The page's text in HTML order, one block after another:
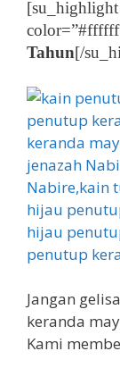
Tahun[/
Jangan
keranda
Kami